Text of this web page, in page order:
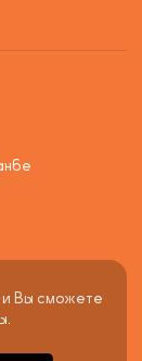
и Вы сможете